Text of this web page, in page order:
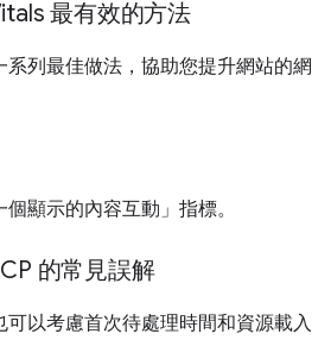
最有效的方法
列最佳做法，協助您提升網站的網
顯示的內容互動」指標。
的常見誤解
以考慮首次待處理時間和資源載入